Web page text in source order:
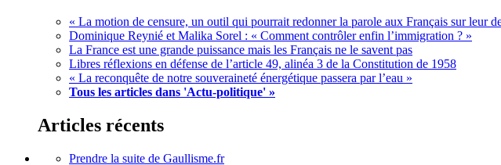
« La motion de censure, un outil qui pourrait redonner la parole aux Français sur leur
Dominique Reynié et Malika Sorel : « Comment contrôler enfin l’immigration ? »
La France est une grande puissance mais les Français ne le savent pas
Libres réflexions en défense de l’article 49, alinéa 3 de la Constitution de 1958
« La reconquête de notre souveraineté énergétique passera par l’eau »
Tous les articles dans 'Actu-politique' »
Articles récents
Prendre la suite de Gaullisme.fr